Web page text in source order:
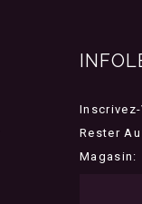
Rester
Magasin: